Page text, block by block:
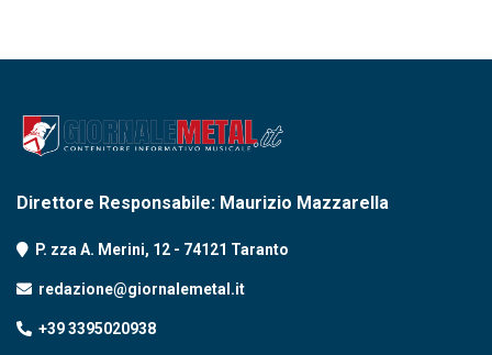
Direttore Responsabile: Maurizio Mazzarella
P. zza A. Merini, 12 - 74121 Taranto
redazione@giornalemetal.it
+39 3395020938